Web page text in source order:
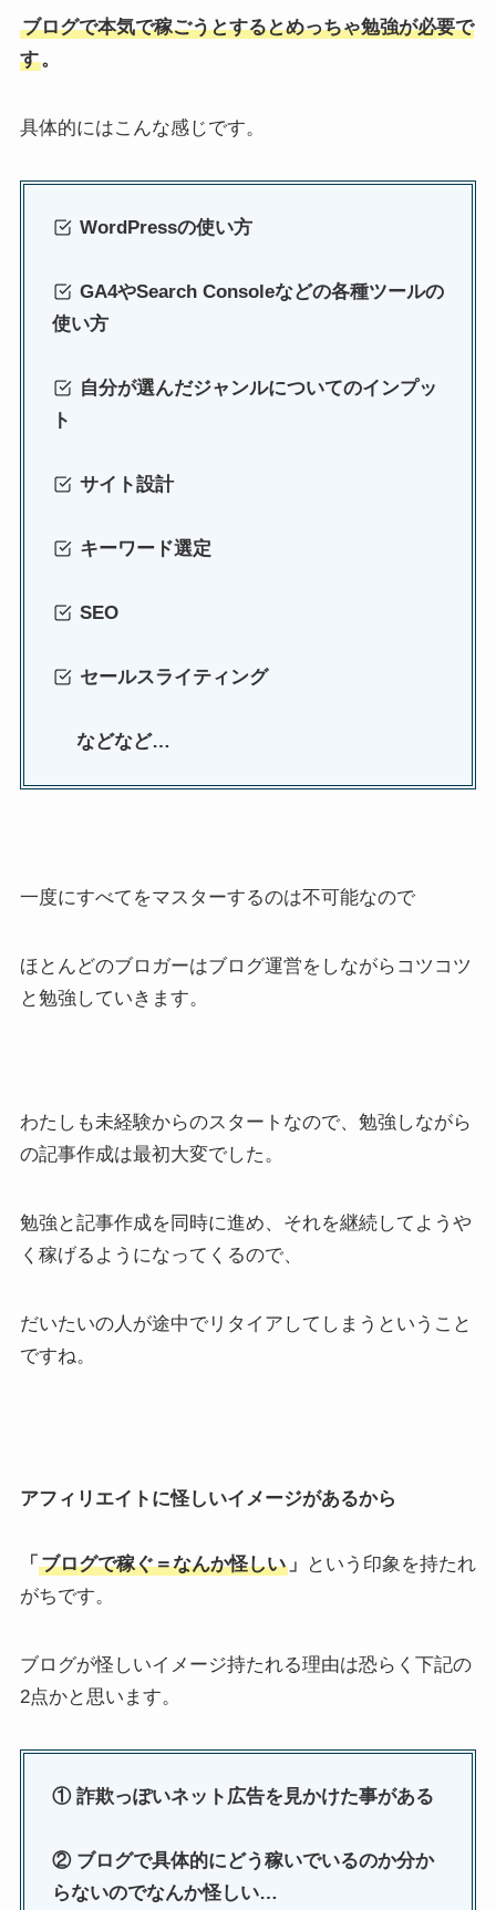
ブログで本気で稼ごうとするとめっちゃ勉強が必要で
す。
具体的にはこんな感じです。
WordPressの使い方
GA4やSearch Consoleなどの各種ツールの
使い方
自分が選んだジャンルについてのインプッ
ト
サイト設計
キーワード選定
SEO
セールスライティング
などなど…
一度にすべてをマスターするのは不可能なので
ほとんどのブロガーはブログ運営をしながらコツコツ
と勉強していきます。
わたしも未経験からのスタートなので、勉強しながら
の記事作成は最初大変でした。
勉強と記事作成を同時に進め、それを継続してようや
く稼げるようになってくるので、
だいたいの人が途中でリタイアしてしまうということ
ですね。
アフィリエイトに怪しいイメージがあるから
「 ブログで稼ぐ＝なんか怪しい」
という印象を持たれ
がちです。
ブログが怪しいイメージ持たれる理由は恐らく下記の
2点かと思います。
①詐欺っぽいネット広告を見かけた事がある
② ブログで具体的にどう稼いでいるのか分か
らないのでなんか怪しい…